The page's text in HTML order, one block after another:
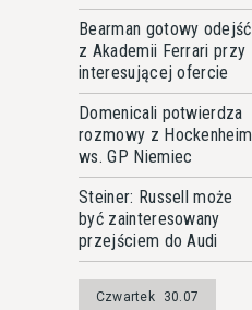
Bearman gotowy odejść
z Akademii Ferrari przy
interesującej ofercie
Domenicali potwierdza
rozmowy z Hockenheim
ws. GP Niemiec
Steiner: Russell może
być zainteresowany
przejściem do Audi
Czwartek 30.07